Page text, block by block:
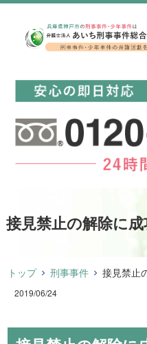
接見禁止の解除に
トップ 刑事事件 接見禁止
2019/06/24